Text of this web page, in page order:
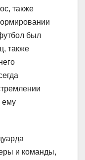
также
был
также
ему
и команды,